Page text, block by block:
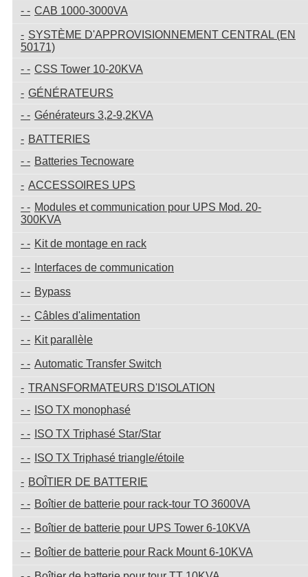
CAB 1000-3000VA
SYSTÈME D'APPROVISIONNEMENT CENTRAL (EN
50171)
CSS Tower 10-20KVA
GÉNÉRATEURS
Générateurs 3,2-9,2KVA
BATTERIES
Batteries Tecnoware
ACCESSOIRES UPS
Modules et communication pour UPS Mod. 20-
300KVA
Kit de montage en rack
Interfaces de communication
Bypass
Câbles d'alimentation
Kit parallèle
Automatic Transfer Switch
TRANSFORMATEURS D'ISOLATION
ISO TX monophasé
ISO TX Triphasé Star/Star
ISO TX Triphasé triangle/étoile
BOÎTIER DE BATTERIE
Boîtier de batterie pour rack-tour TO 3600VA
Boîtier de batterie pour UPS Tower 6-10KVA
Boîtier de batterie pour Rack Mount 6-10KVA